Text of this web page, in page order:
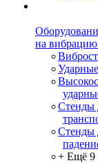
на
Стенды
Стенды
+ Ещё 9